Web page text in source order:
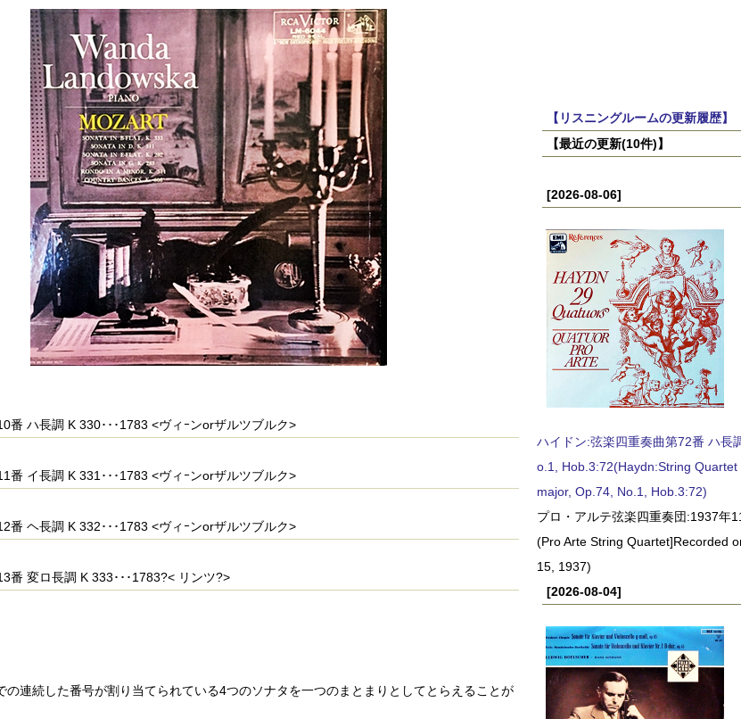
番 ハ長調 K 330･･･1783 <ヴィｰンorザルツブルク>
番 イ長調 K 331･･･1783 <ヴィｰンorザルツブルク>
番 ヘ長調 K 332･･･1783 <ヴィｰンorザルツブルク>
番 変ロ長調 K 333･･･1783?< リンツ?>
の連続した番号が割り当てられている4つのソナタを一つのまとまりとしてとらえることが
【リスニングルームの更新履歴】
【最近の更新(10件)】
[2026-08-06]
ハイドン:弦楽四重奏曲第72番 ハ長
o.1, Hob.3:72(Haydn:String Quartet
major, Op.74, No.1, Hob.3:72)
プロ・アルテ弦楽四重奏団:1937年
(Pro Arte String Quartet]Recorded
15, 1937)
[2026-08-04]